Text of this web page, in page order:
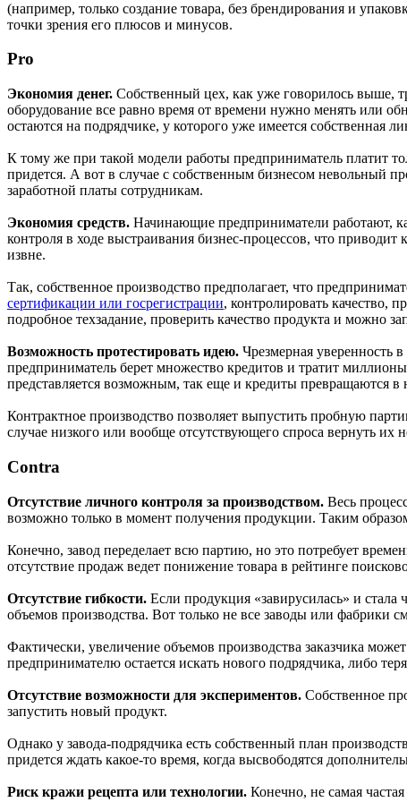
(например, только создание товара, без брендирования и
точки зрения его плюсов и минусов.
Pro
Экономия денег. Собственный цех, как уже говорилось выше,
оборудование все равно время от времени нужно менять или
остаются на подрядчике, у которого уже имеется собственная
К тому же при такой модели работы предприниматель платит
придется. А вот в случае с собственным бизнесом невольный
заработной платы сотрудникам.
Экономия средств. Начинающие предприниматели работают,
контроля в ходе выстраивания бизнес-процессов, что
извне.
Так, собственное производство предполагает, что
сертификации или госрегистрации, контролировать качество,
подробное техзадание, проверить качество продукта и можно
Возможность протестировать идею. Чрезмерная уверенность
предприниматель берет множество кредитов и тратит
представляется возможным, так еще и кредиты превращаются
Контрактное производство позволяет выпустить пробную
случае низкого или вообще отсутствующего спроса вернуть
Contra
Отсутствие личного контроля за производством. Весь
возможно только в момент получения продукции. Таким
Конечно, завод переделает всю партию, но это потребует
отсутствие продаж ведет понижение товара в рейтинге
Отсутствие гибкости. Если продукция «завирусилась» и
объемов производства. Вот только не все заводы или фабрики
Фактически, увеличение объемов производства заказчика
предпринимателю остается искать нового подрядчика, либо
Отсутствие возможности для экспериментов. Собственное
запустить новый продукт.
Однако у завода-подрядчика есть собственный план
придется ждать какое-то время, когда высвободятся
Риск кражи рецепта или технологии. Конечно, не самая